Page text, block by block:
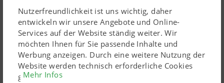
Nutzerfreundlichkeit ist uns wichtig, daher
entwickeln wir unsere Angebote und Online-
Services auf der Website ständig weiter. Wir
möchten Ihnen für Sie passende Inhalte und
Werbung anzeigen. Durch eine weitere Nutzung der
Website werden technisch erforderliche Cookies
gesetzt. Personenbezogene Google-Marketing-
Mehr Infos